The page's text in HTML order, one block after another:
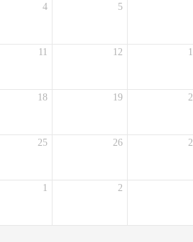
4 5
11 12
18 19
25 26
1 2